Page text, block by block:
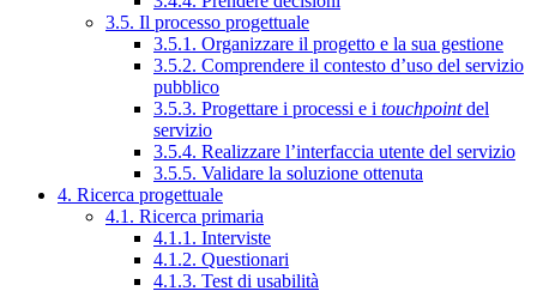
3.5. Il processo progettuale
3.5.1. Organizzare il progetto e la sua gestione
3.5.2. Comprendere il contesto d’uso del servizio
pubblico
3.5.3. Progettare i processi e i touchpointdel
servizio
3.5.4. Realizzare l’interfaccia utente del servizio
3.5.5. Validare la soluzione ottenuta
4. Ricerca progettuale
4.1. Ricerca primaria
4.1.1. Interviste
4.1.2. Questionari
4.1.3. Test di usabilità